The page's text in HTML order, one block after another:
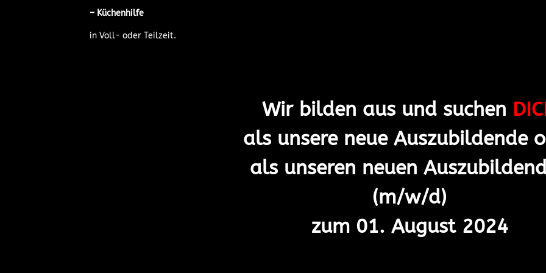
– Küchenhilfe
in Voll- oder Teilzeit.
Wir bilden aus und suchen
als unsere neue Auszubildende
als unseren neuen
(m/w/d)
zum 01. August 2024